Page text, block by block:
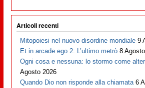
Articoli recenti
Mitopoiesi nel nuovo disordine mondiale 9
Et in arcade ego 2: L’ultimo metrò 8
Ogni cosa e nessuna: lo stormo come
Agosto 2026
Quando Dio non risponde alla chiamata 6